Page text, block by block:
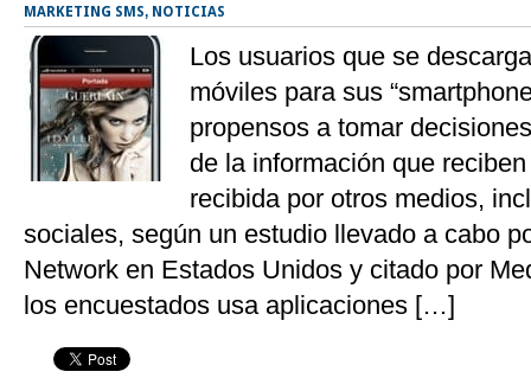
MARKETING SMS, NOTICIAS
Los usuarios que se
móviles para sus
propensos a tomar
de la información que
recibida por otros medios,
sociales, según un estudio llevado a cabo
Network en Estados Unidos y citado por
los encuestados usa aplicaciones […]